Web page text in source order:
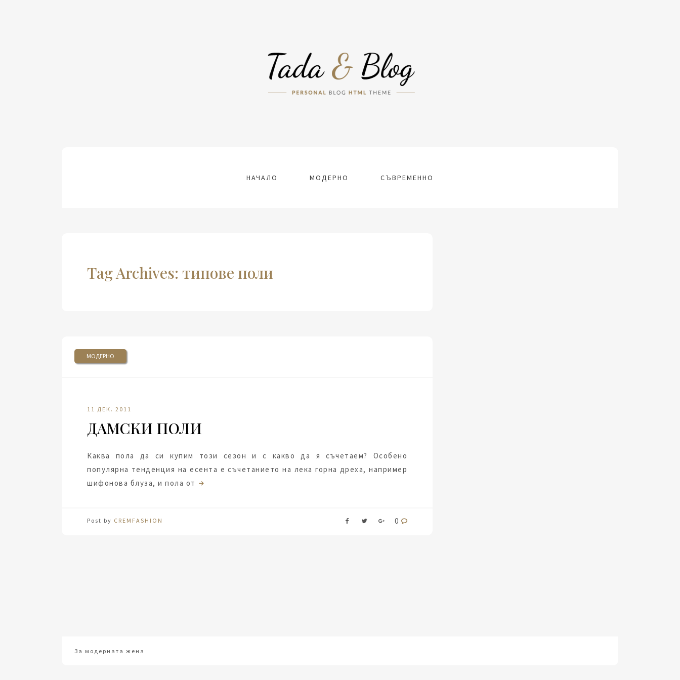
НАЧАЛО МОДЕРНО СЪВРЕМЕННО
Tag Archives: типове поли
МОДЕРНО
11 ДЕК. 2011
ДАМСКИ ПОЛИ
Каква пола да си купим този сезон и с какво да я съчетаем? Особено
популярна тенденция на есента е съчетанието на лека горна дреха, например
шифонова блуза, и пола от
Post by CREMFASHION 0
За модерната жена